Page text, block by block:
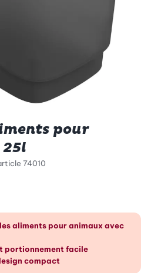
pour
25l
74010
un coup d’œil
aliments pour animaux avec
portionnement facile
compact